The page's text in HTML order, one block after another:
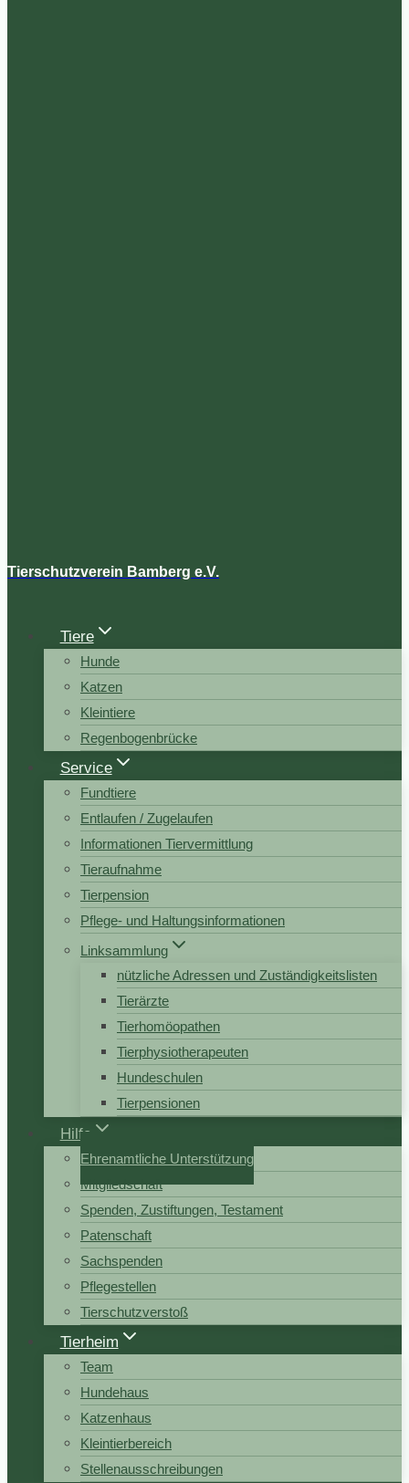
Tierschutzverein Bamberg e.V.
Tiere
Hunde
Katzen
Kleintiere
Regenbogenbrücke
Service
Fundtiere
Entlaufen / Zugelaufen
Informationen Tiervermittlung
Tieraufnahme
Tierpension
Pflege- und Haltungsinformationen
Linksammlung
nützliche Adressen und Zuständigkeitslisten
Tierärzte
Tierhomöopathen
Tierphysiotherapeuten
Hundeschulen
Tierpensionen
Hilfe
Ehrenamtliche Unterstützung
Mitgliedschaft
Spenden, Zustiftungen, Testament
Patenschaft
Sachspenden
Pflegestellen
Tierschutzverstoß
Tierheim
Team
Hundehaus
Katzenhaus
Kleintierbereich
Stellenausschreibungen